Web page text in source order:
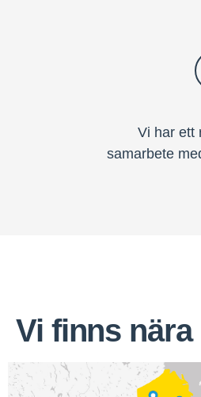
Vi har ett
samarbete
Vi finns nära